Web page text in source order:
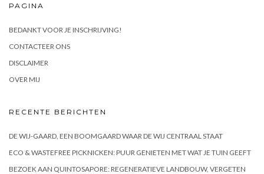
PAGINA
BEDANKT VOOR JE INSCHRIJVING!
CONTACTEER ONS
DISCLAIMER
OVER MIJ
RECENTE BERICHTEN
DE WIJ-GAARD, EEN BOOMGAARD WAAR DE WIJ CENTRAAL STAAT
ECO & WASTEFREE PICKNICKEN: PUUR GENIETEN MET WAT JE TUIN GEEFT
BEZOEK AAN QUINTOSAPORE: REGENERATIEVE LANDBOUW, VERGETEN